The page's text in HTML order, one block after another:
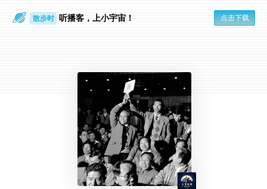
散步时 听播客，上小宇宙！ 点击下载